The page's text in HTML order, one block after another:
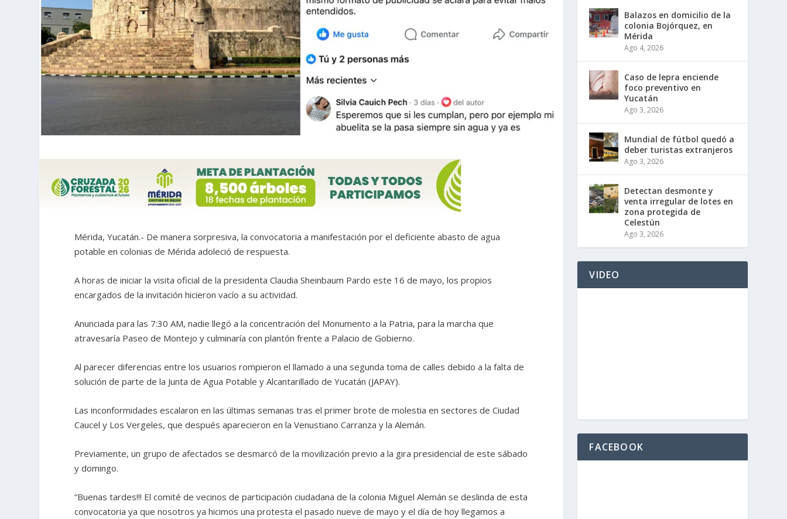
Mérida, Yucatán.- De manera sorpresiva, la convocatoria a manifestación por el deficiente abasto de agua
potable en colonias de Mérida adoleció de respuesta.
A horas de iniciar la visita oficial de la presidenta Claudia Sheinbaum Pardo este 16 de mayo, los propios
encargados de la invitación hicieron vacío a su actividad.
Anunciada para las 7:30 AM, nadie llegó a la concentración del Monumento a la Patria, para la marcha que
atravesaría Paseo de Montejo y culminaría con plantón frente a Palacio de Gobierno.
Al parecer diferencias entre los usuarios rompieron el llamado a una segunda toma de calles debido a la falta de
solución de parte de la Junta de Agua Potable y Alcantarillado de Yucatán (JAPAY).
Las inconformidades escalaron en las últimas semanas tras el primer brote de molestia en sectores de Ciudad
Caucel y Los Vergeles, que después aparecieron en la Venustiano Carranza y la Alemán.
Previamente, un grupo de afectados se desmarcó de la movilización previo a la gira presidencial de este sábado
y domingo.
“Buenas tardes!!! El comité de vecinos de participación ciudadana de la colonia Miguel Alemán se deslinda de esta
convocatoria ya que nosotros ya hicimos una protesta el pasado nueve de mayo y el día de hoy llegamos a
Balazos en domicilio de la
colonia Bojórquez, en
Mérida
Ago 4, 2026
Caso de lepra enciende
foco preventivo en
Yucatán
Ago 3, 2026
Mundial de fútbol quedó a
deber turistas extranjeros
Ago 3, 2026
Detectan desmonte y
venta irregular de lotes en
zona protegida de
Celestún
Ago 3, 2026
VIDEO
FACEBOOK